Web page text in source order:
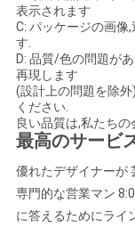
表示されます
C: パッケージの画像
す.
D: 品質/色の問題が
再現します
(設計上の問題を除
ください.
良い品質は,私たち
最高のサービ
優れたデザイナーが
専門的な営業マン
に答えるためにライ